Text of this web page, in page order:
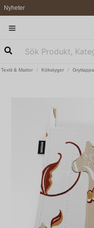
Nyheter
Textil & Mattor Kökstyger